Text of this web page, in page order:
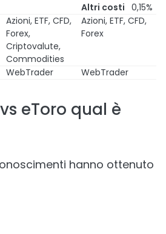
Altri costi 0,15%
Azioni, ETF, CFD,
Forex,
Criptovalute,
Commodities
Azioni, ETF, CFD,
Forex
WebTrader WebTrader
eToro qual è
hanno ottenuto